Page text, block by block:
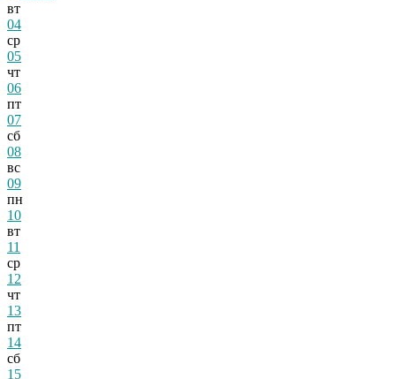
вт
04
ср
05
чт
06
пт
07
сб
08
вс
09
пн
10
вт
11
ср
12
чт
13
пт
14
сб
15